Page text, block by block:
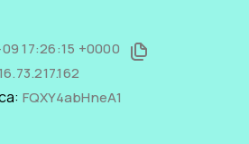
17:26:15 +0000
FQXY4abHneA1